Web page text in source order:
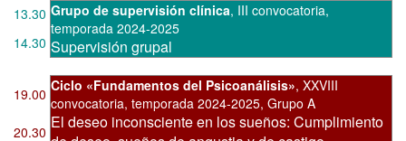
13.30 Grupo de supervisión clínica, III convocatoria,
temporada 2024-2025
Supervisión grupal
14.30
19.00 Ciclo «Fundamentos del Psicoanálisis», XXVIII
convocatoria, temporada 2024-2025, Grupo A
El deseo inconsciente en los sueños: Cumplimiento
20.30